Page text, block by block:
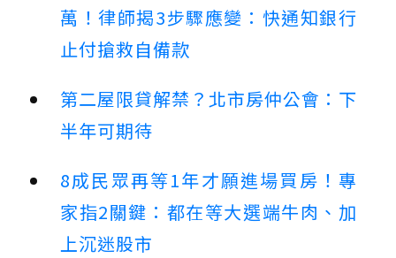
萬！律師揭3步驟應變：快通知銀行
止付搶救自備款
第二屋限貸解禁？北市房仲公會：下
半年可期待
8成民眾再等1年才願進場買房！專
家指2關鍵：都在等大選端牛肉、加
上沉迷股市